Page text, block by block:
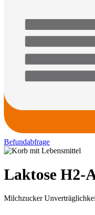
Befundabfrage
Laktose H2-
Milchzucker